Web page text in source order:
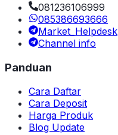
081236106999
085386693666
Market_Helpdesk
Channel info
Panduan
Cara Daftar
Cara Deposit
Harga Produk
Blog Update